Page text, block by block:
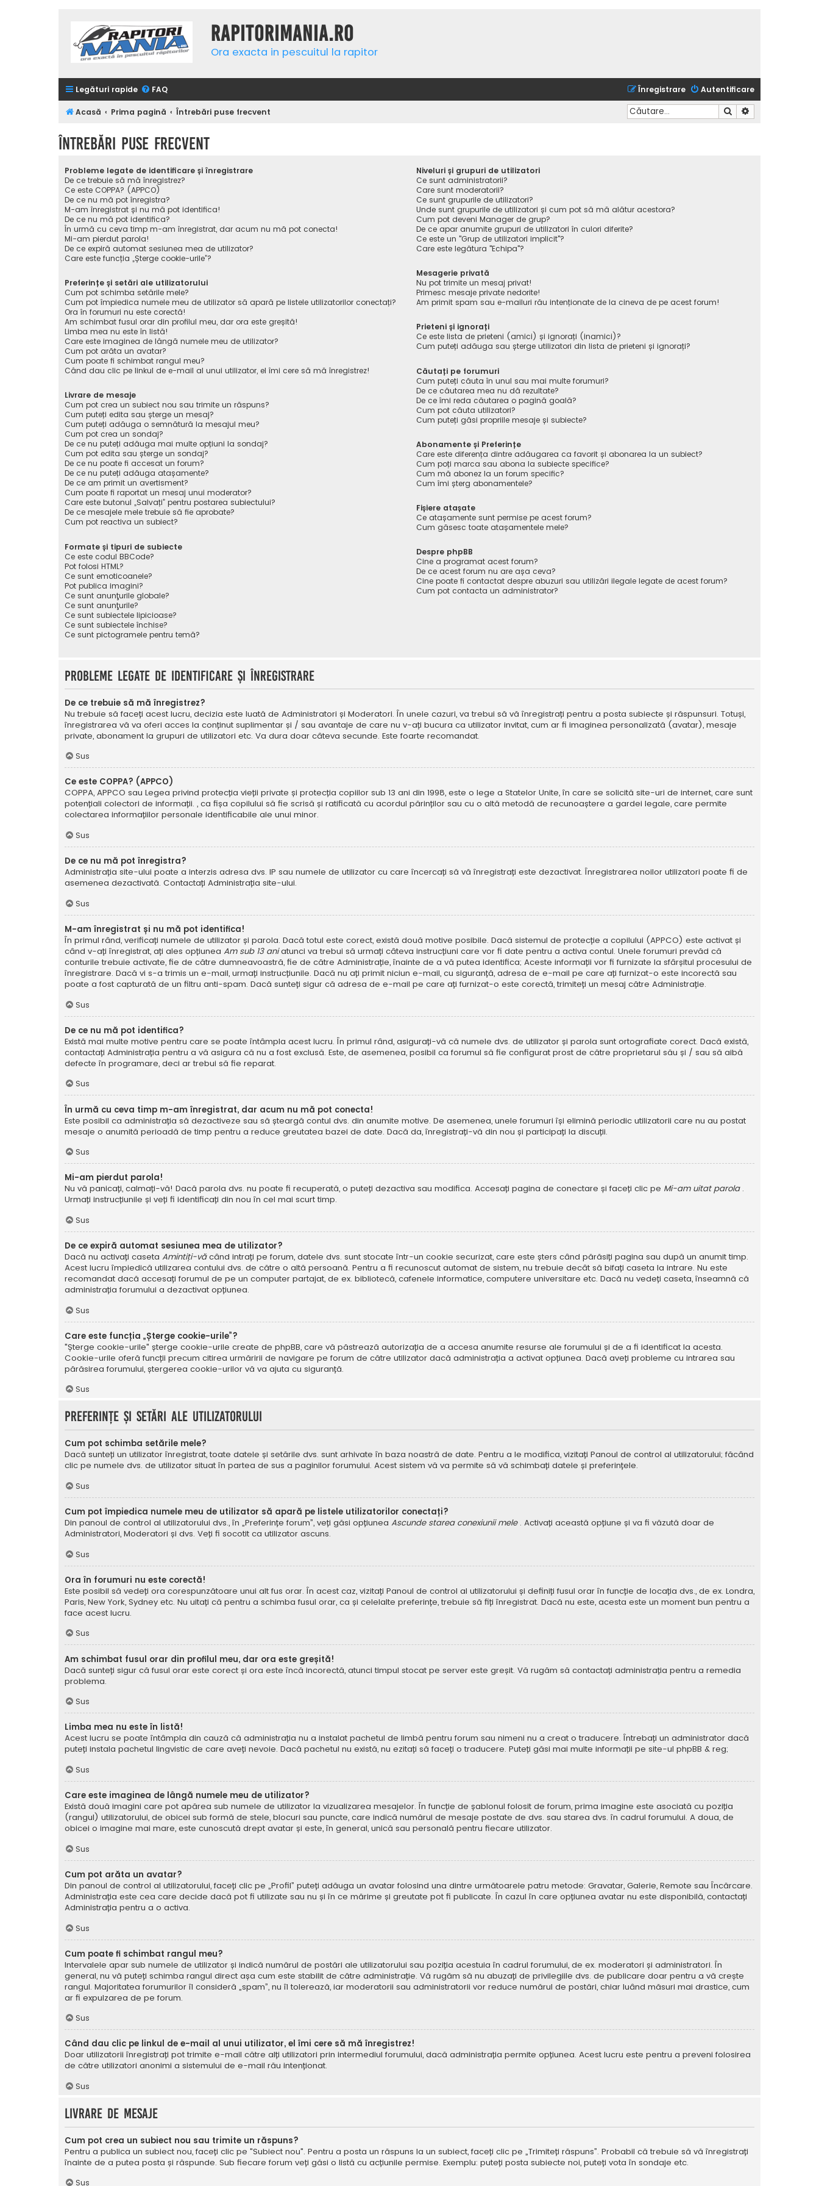
Rapitorimania.ro
Ora exacta in pescuitul la rapitor
Legături rapide FAQ Autentificare
Înregistrare
Acasă Prima pagină Întrebări puse frecvent Căutare
Întrebări puse frecvent
Probleme legate de identificare și înregistrare
De ce trebuie să mă înregistrez?
Ce este COPPA? (APPCO)
De ce nu mă pot înregistra?
M-am înregistrat și nu mă pot identifica!
De ce nu mă pot identifica?
În urmă cu ceva timp m-am înregistrat, dar acum nu mă pot conecta!
Mi-am pierdut parola!
De ce expiră automat sesiunea mea de utilizator?
Care este funcția „Șterge cookie-urile”?
Preferințe și setări ale utilizatorului
Cum pot schimba setările mele?
Cum pot împiedica numele meu de utilizator să apară pe listele utilizatorilor conectați?
Ora în forumuri nu este corectă!
Am schimbat fusul orar din profilul meu, dar ora este greșită!
Limba mea nu este în listă!
Care este imaginea de lângă numele meu de utilizator?
Cum pot arăta un avatar?
Cum poate fi schimbat rangul meu?
Când dau clic pe linkul de e-mail al unui utilizator, el îmi cere să mă înregistrez!
Livrare de mesaje
Cum pot crea un subiect nou sau trimite un răspuns?
Cum puteți edita sau șterge un mesaj?
Cum puteți adăuga o semnătură la mesajul meu?
Cum pot crea un sondaj?
De ce nu puteți adăuga mai multe opțiuni la sondaj?
Cum pot edita sau șterge un sondaj?
De ce nu poate fi accesat un forum?
De ce nu puteți adăuga atașamente?
De ce am primit un avertisment?
Cum poate fi raportat un mesaj unui moderator?
Care este butonul „Salvați” pentru postarea subiectului?
De ce mesajele mele trebuie să fie aprobate?
Cum pot reactiva un subiect?
Formate și tipuri de subiecte
Ce este codul BBCode?
Pot folosi HTML?
Ce sunt emoticoanele?
Pot publica imagini?
Ce sunt anunţurile globale?
Ce sunt anunţurile?
Ce sunt subiectele lipicioase?
Ce sunt subiectele închise?
Ce sunt pictogramele pentru temă?
Niveluri și grupuri de utilizatori
Ce sunt administratorii?
Care sunt moderatorii?
Ce sunt grupurile de utilizatori?
Unde sunt grupurile de utilizatori și cum pot să mă alătur acestora?
Cum pot deveni Manager de grup?
De ce apar anumite grupuri de utilizatori în culori diferite?
Ce este un "Grup de utilizatori implicit"?
Care este legătura "Echipa"?
Mesagerie privată
Nu pot trimite un mesaj privat!
Primesc mesaje private nedorite!
Am primit spam sau e-mailuri rău intenționate de la cineva de pe acest forum!
Prieteni și ignorați
Ce este lista de prieteni (amici) și ignorați (inamici)?
Cum puteți adăuga sau șterge utilizatori din lista de prieteni și ignorați?
Căutați pe forumuri
Cum puteți căuta în unul sau mai multe forumuri?
De ce căutarea mea nu dă rezultate?
De ce îmi reda căutarea o pagină goală?
Cum pot căuta utilizatori?
Cum puteți găsi propriile mesaje și subiecte?
Abonamente și Preferințe
Care este diferența dintre adăugarea ca favorit și abonarea la un subiect?
Cum poți marca sau abona la subiecte specifice?
Cum mă abonez la un forum specific?
Cum îmi șterg abonamentele?
Fișiere atașate
Ce atașamente sunt permise pe acest forum?
Cum găsesc toate atașamentele mele?
Despre phpBB
Cine a programat acest forum?
De ce acest forum nu are așa ceva?
Cine poate fi contactat despre abuzuri sau utilizări ilegale legate de acest forum?
Cum pot contacta un administrator?
Probleme legate de identificare și înregistrare
De ce trebuie să mă înregistrez?
Nu trebuie să faceți acest lucru, decizia este luată de Administratori și Moderatori. În unele cazuri, va trebui să vă înregistrați pentru a posta subiecte și răspunsuri. Totuși,
înregistrarea vă va oferi acces la conținut suplimentar și / sau avantaje de care nu v-ați bucura ca utilizator invitat, cum ar fi imaginea personalizată (avatar), mesaje
private, abonament la grupuri de utilizatori etc. Va dura doar câteva secunde. Este foarte recomandat.
Sus
Ce este COPPA? (APPCO)
COPPA, APPCO sau Legea privind protecția vieții private și protecția copiilor sub 13 ani din 1998, este o lege a Statelor Unite, în care se solicită site-uri de internet, care sunt
potențiali colectori de informații. , ca fișa copilului să fie scrisă și ratificată cu acordul părinților sau cu o altă metodă de recunoaștere a gardei legale, care permite
colectarea informațiilor personale identificabile ale unui minor.
Sus
De ce nu mă pot înregistra?
Administrația site-ului poate a interzis adresa dvs. IP sau numele de utilizator cu care încercați să vă înregistrați este dezactivat. Înregistrarea noilor utilizatori poate fi de
asemenea dezactivată. Contactați Administrația site-ului.
Sus
M-am înregistrat și nu mă pot identifica!
În primul rând, verificați numele de utilizator și parola. Dacă totul este corect, există două motive posibile. Dacă sistemul de protecție a copilului (APPCO) este activat și
când v-ați înregistrat, ați ales opțiunea Am sub 13 aniatunci va trebui să urmați câteva instrucțiuni care vor fi date pentru a activa contul. Unele forumuri prevăd că
conturile trebuie activate, fie de către dumneavoastră, fie de către Administrație, înainte de a vă putea identifica; Aceste informații vor fi furnizate la sfârșitul procesului de
înregistrare. Dacă vi s-a trimis un e-mail, urmați instrucțiunile. Dacă nu ați primit niciun e-mail, cu siguranță, adresa de e-mail pe care ați furnizat-o este incorectă sau
poate a fost capturată de un filtru anti-spam. Dacă sunteți sigur că adresa de e-mail pe care ați furnizat-o este corectă, trimiteți un mesaj către Administrație.
Sus
De ce nu mă pot identifica?
Există mai multe motive pentru care se poate întâmpla acest lucru. În primul rând, asigurați-vă că numele dvs. de utilizator și parola sunt ortografiate corect. Dacă există,
contactați Administrația pentru a vă asigura că nu a fost exclusă. Este, de asemenea, posibil ca forumul să fie configurat prost de către proprietarul său și / sau să aibă
defecte în programare, deci ar trebui să fie reparat.
Sus
În urmă cu ceva timp m-am înregistrat, dar acum nu mă pot conecta!
Este posibil ca administrația să dezactiveze sau să șteargă contul dvs. din anumite motive. De asemenea, unele forumuri își elimină periodic utilizatorii care nu au postat
mesaje o anumită perioadă de timp pentru a reduce greutatea bazei de date. Dacă da, înregistrați-vă din nou și participați la discuții.
Sus
Mi-am pierdut parola!
Nu vă panicați, calmați-vă! Dacă parola dvs. nu poate fi recuperată, o puteți dezactiva sau modifica. Accesați pagina de conectare și faceți clic pe Mi-am uitat parola .
Urmați instrucțiunile și veți fi identificați din nou în cel mai scurt timp.
Sus
De ce expiră automat sesiunea mea de utilizator?
Dacă nu activați caseta Amintiți-văcând intrați pe forum, datele dvs. sunt stocate într-un cookie securizat, care este șters când părăsiți pagina sau după un anumit timp.
Acest lucru împiedică utilizarea contului dvs. de către o altă persoană. Pentru a fi recunoscut automat de sistem, nu trebuie decât să bifați caseta la intrare. Nu este
recomandat dacă accesați forumul de pe un computer partajat, de ex. bibliotecă, cafenele informatice, computere universitare etc. Dacă nu vedeți caseta, înseamnă că
administrația forumului a dezactivat opțiunea.
Sus
Care este funcția „Șterge cookie-urile”?
"Șterge cookie-urile" șterge cookie-urile create de phpBB, care vă păstrează autorizația de a accesa anumite resurse ale forumului și de a fi identificat la acesta.
Cookie-urile oferă funcții precum citirea urmăririi de navigare pe forum de către utilizator dacă administrația a activat opțiunea. Dacă aveți probleme cu intrarea sau
părăsirea forumului, ștergerea cookie-urilor vă va ajuta cu siguranță.
Sus
Preferințe și setări ale utilizatorului
Cum pot schimba setările mele?
Dacă sunteți un utilizator înregistrat, toate datele și setările dvs. sunt arhivate în baza noastră de date. Pentru a le modifica, vizitați Panoul de control al utilizatorului; făcând
clic pe numele dvs. de utilizator situat în partea de sus a paginilor forumului. Acest sistem vă va permite să vă schimbați datele și preferințele.
Sus
Cum pot împiedica numele meu de utilizator să apară pe listele utilizatorilor conectați?
Din panoul de control al utilizatorului dvs., în „Preferințe forum”, veți găsi opțiunea Ascunde starea conexiunii mele . Activați această opțiune și va fi văzută doar de
Administratori, Moderatori și dvs. Veți fi socotit ca utilizator ascuns.
Sus
Ora în forumuri nu este corectă!
Este posibil să vedeți ora corespunzătoare unui alt fus orar. În acest caz, vizitați Panoul de control al utilizatorului și definiți fusul orar în funcție de locația dvs., de ex. Londra,
Paris, New York, Sydney etc. Nu uitați că pentru a schimba fusul orar, ca și celelalte preferințe, trebuie să fiți înregistrat. Dacă nu este, acesta este un moment bun pentru a
face acest lucru.
Sus
Am schimbat fusul orar din profilul meu, dar ora este greșită!
Dacă sunteți sigur că fusul orar este corect și ora este încă incorectă, atunci timpul stocat pe server este greșit. Vă rugăm să contactați administrația pentru a remedia
problema.
Sus
Limba mea nu este în listă!
Acest lucru se poate întâmpla din cauză că administrația nu a instalat pachetul de limbă pentru forum sau nimeni nu a creat o traducere. Întrebați un administrator dacă
puteți instala pachetul lingvistic de care aveți nevoie. Dacă pachetul nu există, nu ezitați să faceți o traducere. Puteți găsi mai multe informații pe site-ul phpBB & reg;
Sus
Care este imaginea de lângă numele meu de utilizator?
Există două imagini care pot apărea sub numele de utilizator la vizualizarea mesajelor. În funcție de șablonul folosit de forum, prima imagine este asociată cu poziția
(rangul) utilizatorului, de obicei sub formă de stele, blocuri sau puncte, care indică numărul de mesaje postate de dvs. sau starea dvs. în cadrul forumului. A doua, de
obicei o imagine mai mare, este cunoscută drept avatar și este, în general, unică sau personală pentru fiecare utilizator.
Sus
Cum pot arăta un avatar?
Din panoul de control al utilizatorului, faceți clic pe „Profil” puteți adăuga un avatar folosind una dintre următoarele patru metode: Gravatar, Galerie, Remote sau Încărcare.
Administrația este cea care decide dacă pot fi utilizate sau nu și în ce mărime și greutate pot fi publicate. În cazul în care opțiunea avatar nu este disponibilă, contactați
Administrația pentru a o activa.
Sus
Cum poate fi schimbat rangul meu?
Intervalele apar sub numele de utilizator și indică numărul de postări ale utilizatorului sau poziția acestuia în cadrul forumului, de ex. moderatori și administratori. În
general, nu vă puteți schimba rangul direct așa cum este stabilit de către administrație. Vă rugăm să nu abuzați de privilegiile dvs. de publicare doar pentru a vă crește
rangul. Majoritatea forumurilor îl consideră „spam”, nu îl tolerează, iar moderatorii sau administratorii vor reduce numărul de postări, chiar luând măsuri mai drastice, cum
ar fi expulzarea de pe forum.
Sus
Când dau clic pe linkul de e-mail al unui utilizator, el îmi cere să mă înregistrez!
Doar utilizatorii înregistrați pot trimite e-mail către alți utilizatori prin intermediul forumului, dacă administrația permite opțiunea. Acest lucru este pentru a preveni folosirea
de către utilizatori anonimi a sistemului de e-mail rău intenționat.
Sus
Livrare de mesaje
Cum pot crea un subiect nou sau trimite un răspuns?
Pentru a publica un subiect nou, faceți clic pe "Subiect nou". Pentru a posta un răspuns la un subiect, faceți clic pe „Trimiteți răspuns”. Probabil că trebuie să vă înregistrați
înainte de a putea posta și răspunde. Sub fiecare forum veți găsi o listă cu acțiunile permise. Exemplu: puteți posta subiecte noi, puteți vota în sondaje etc.
Sus